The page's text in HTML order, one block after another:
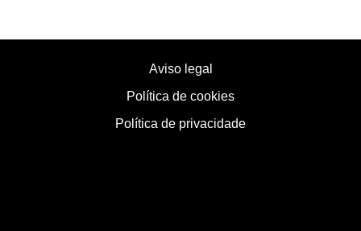
Aviso legal
Política de cookies
Política de privacidade